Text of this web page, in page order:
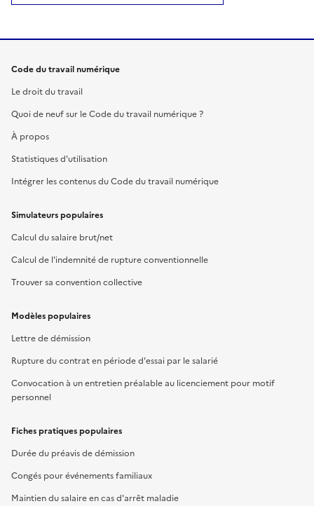
Code du travail numérique
Le droit du travail
Quoi de neuf sur le Code du travail numérique ?
À propos
Statistiques d'utilisation
Intégrer les contenus du Code du travail numérique
Simulateurs populaires
Calcul du salaire brut/net
Calcul de l'indemnité de rupture conventionnelle
Trouver sa convention collective
Modèles populaires
Lettre de démission
Rupture du contrat en période d'essai par le salarié
Convocation à un entretien préalable au licenciement pour motif
personnel
Fiches pratiques populaires
Durée du préavis de démission
Congés pour événements familiaux
Maintien du salaire en cas d'arrêt maladie